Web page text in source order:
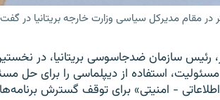
مقام مدیرکل سیاسی وزارت خارجه بریتانیا در
رئیس سازمان ضدجاسوسی بریتانیا، در
استفاده از دیپلماسی را برای حل
- امنیتی» برای توقف گسترش